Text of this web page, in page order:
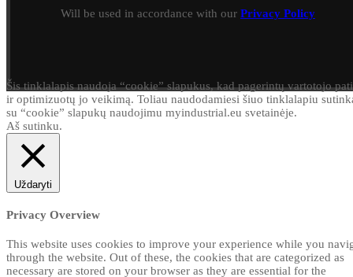
Will be used in accordance with our Privacy Policy
Šis tinklalapis naudoja “cookie” slapukus, kad pagerintų vartotojo
ir optimizuotų jo veikimą. Toliau naudodamiesi šiuo tinklalapiu
su “cookie” slapukų naudojimu myindustrial.eu svetainėje.
Aš sutinku.
Uždaryti
Privacy Overview
This website uses cookies to improve your experience while you
through the website. Out of these, the cookies that are categorized as
necessary are stored on your browser as they are essential for the